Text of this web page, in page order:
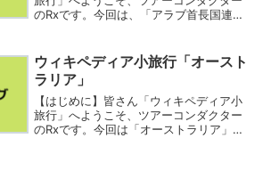
のRxです。今回は、「アラブ首長国連
アラブ首長国連邦（アラブしゅちょうこ
くれんぽう、アラビア語...
ウィキペディア小旅行「オースト
ラリア」
【はじめに】皆さん「ウィキペディア小
旅行」へようこそ、ツアーコンダクター
のRxです。今回は「オーストラリア」を